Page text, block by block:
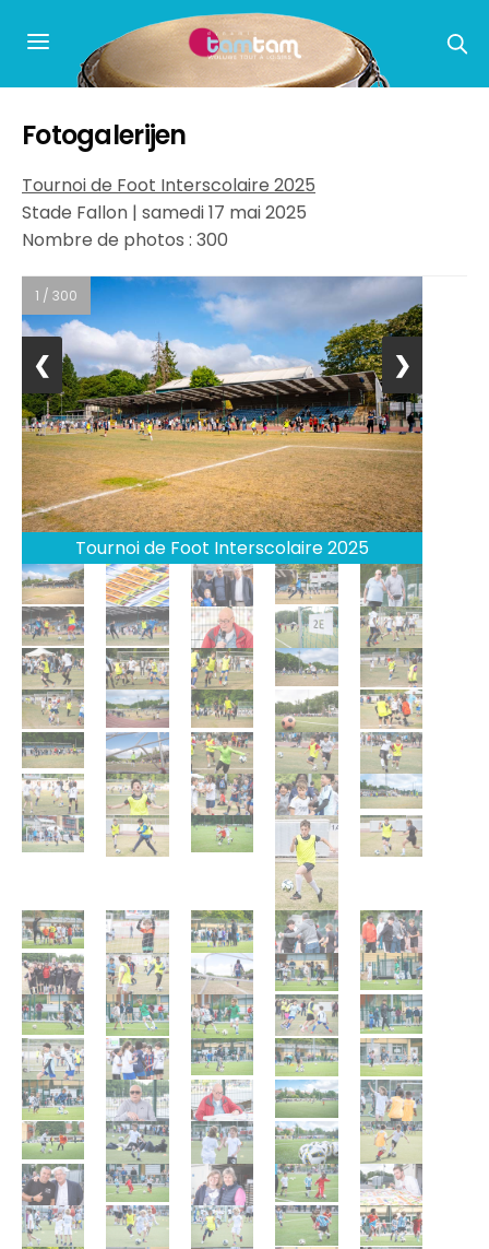
Fotogalerijen
Tournoi de Foot Interscolaire 2025
Stade Fallon | samedi 17 mai 2025
Nombre de photos : 300
1 / 300
❮ ❯
Tournoi de Foot Interscolaire 2025